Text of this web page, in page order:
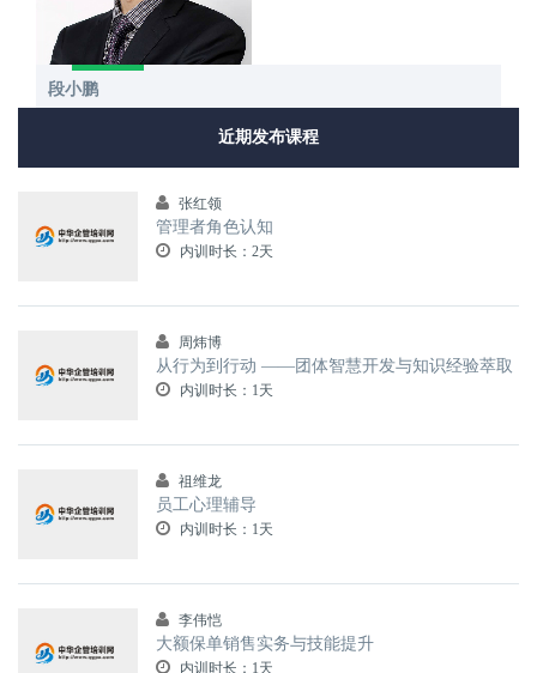
段小鹏
近期发布课程
张红领
管理者角色认知
内训时长：2天
周炜博
从行为到行动 ——团体智慧开发与知识经验萃取
内训时长：1天
祖维龙
员工心理辅导
内训时长：1天
李伟恺
大额保单销售实务与技能提升
内训时长：1天